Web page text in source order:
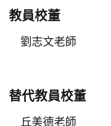
教員校董
劉志文老師
替代教員校董
丘美德老師